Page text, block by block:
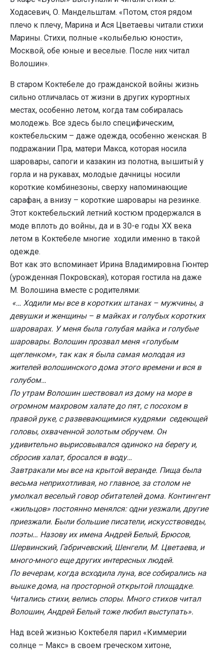
Ходасевич, О. Мандельштам. «Потом, стоя рядом
плечо к плечу, Марина и Ася Цветаевы читали стихи
Марины. Стихи, полные «колыбелью юности»,
Москвой, обе юные и веселые. После них читал
Волошин».
В старом Коктебеле до гражданской войны жизнь
сильно отличалась от жизни в других курортных
местах, особенно летом, когда там собиралась
молодежь. Все здесь было специфическим,
коктебельским – даже одежда, особенно женская. В
подражании Пра, матери Макса, которая носила
шаровары, сапоги и казакин из полотна, вышитый у
горла и на рукавах, молодые дачницы носили
короткие комбинезоны, сверху напоминающие
сарафан, а внизу – короткие шаровары на резинке.
Этот коктебельский летний костюм продержался в
моде вплоть до войны, да и в 30-е годы XX века
летом в Коктебеле многие ходили именно в такой
одежде.
Вот как это вспоминает Ирина Владимировна Гюнтер
(урожденная Покровская), которая гостила на даже
М. Волошина вместе с родителями:
«… Ходили мы все в коротких штанах – мужчины, а
девушки и женщины – в майках и голубых коротких
шароварах. У меня была голубая майка и голубые
шаровары. Волошин прозвал меня «голубым
щегленком», так как я была самая молодая из
жителей волошинского дома этого времени и вся в
голубом…
По утрам Волошин шествовал из дому на море в
огромном махровом халате до пят, с посохом в
правой руке, с развевающимися кудрями седеющей
головы, охваченной золотым обручем. Он
удивительно вырисовывался одиноко на берегу и,
сбросив халат, бросался в воду…
Завтракали мы все на крытой веранде. Пища была
весьма неприхотливая, но главное, за столом не
умолкал веселый говор обитателей дома. Контингент
«жильцов» постоянно менялся: одни уезжали, другие
приезжали. Были большие писатели, искусствоведы,
поэты… Назову их имена Андрей Белый, Брюсов,
Шервинский, Габричевский, Шенгели, М. Цветаева, и
много-много еще других интересных людей.
По вечерам, когда всходила луна, все собирались на
вышке дома, на просторной открытой площадке.
Читались стихи, велись споры. Много стихов читал
Волошин, Андрей Белый тоже любил выступать».
Над всей жизнью Коктебеля парил «Киммерии
солнце – Макс» в своем греческом хитоне,